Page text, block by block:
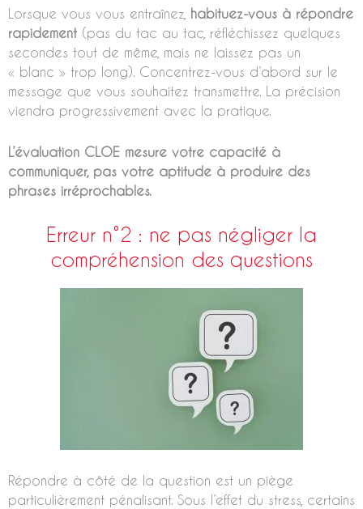
Lorsque vous vous entraînez, habituez-vous à répondre
rapidement (pas du tac au tac, réfléchissez quelques
secondes tout de même, mais ne laissez pas un
« blanc » trop long). Concentrez-vous d’abord sur le
message que vous souhaitez transmettre. La précision
viendra progressivement avec la pratique.
L’évaluation CLOE mesure votre capacité à
communiquer, pas votre aptitude à produire des
phrases irréprochables.
Erreur n°2 : ne pas négliger la
compréhension des questions
Répondre à côté de la question est un piège
particulièrement pénalisant. Sous l’effet du stress, certains